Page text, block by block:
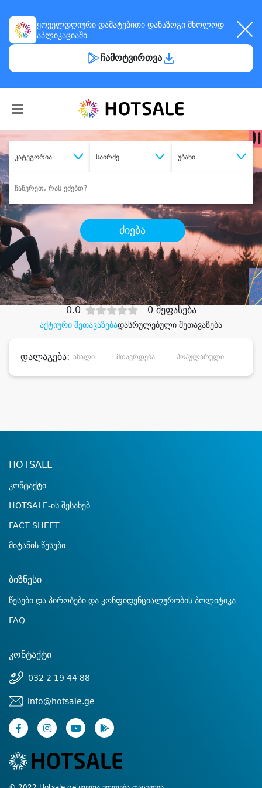
ყოველდღიური დამატებითი დანაზოგი მხოლოდ
აპლიკაციაში
ჩამოტვირთვა
კატეგორია საირმე უბანი
ძიება
შეიძინესასურველი მომსახურება
დიდი დანაზოგით
აქტიური შეთავაზებადასრულებული შეთავაზება
0.0 0 შეფასება
დალაგება: ახალი მთავრდება პოპულარული
HOTSALE
კონტაქტი
HOTSALE-ის შესახებ
FACT SHEET
მიტანის წესები
ბიზნესი
წესები და პირობები და კონფიდენციალურობის პოლიტიკა
FAQ
კონტაქტი
032 2 19 44 88
info@hotsale.ge